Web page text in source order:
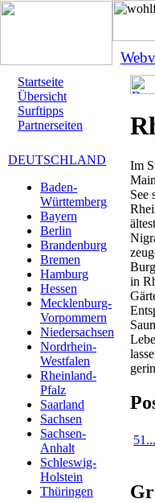
Startseite
Übersicht
Surftipps
Partnerseiten
DEUTSCHLAND
Baden-
Württemberg
Bayern
Berlin
Brandenburg
Bremen
Hamburg
Hessen
Mecklenburg-
Vorpommern
Niedersachsen
Nordrhein-
Westfalen
Rheinland-
Pfalz
Saarland
Sachsen
Sachsen-
Anhalt
Schleswig-
Holstein
Thüringen
Im
See
in
51...